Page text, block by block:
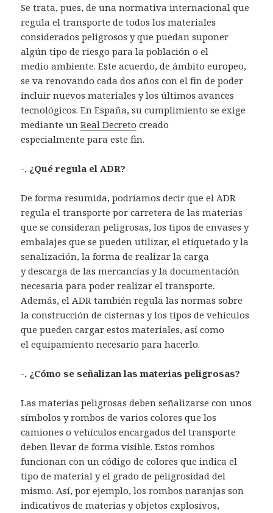
Se trata, pues, de una normativa internacional que
regula el transporte de todos los materiales
considerados peligrosos y que puedan suponer
algún tipo de riesgo para la población o el
medio ambiente. Este acuerdo, de ámbito europeo,
se va renovando cada dos años con el fin de poder
incluir nuevos materiales y los últimos avances
tecnológicos. En España, su cumplimiento se exige
mediante unReal Decreto creado
especialmente para este fin.
-. ¿Qué regula el ADR?
De forma resumida, podríamos decir que el ADR
regula el transporte por carretera de las materias
que se consideran peligrosas, los tipos de envases y
embalajes que se pueden utilizar, el etiquetado y la
señalización, la forma de realizar la carga
y descarga de las mercancías y la documentación
necesaria para poder realizar el transporte.
Además, el ADR también regula las normas sobre
la construcción de cisternas y los tipos de vehículos
que pueden cargar estos materiales, así como
el equipamiento necesario para hacerlo.
-. ¿Cómo se señalizan las materias peligrosas?
Las materias peligrosas deben señalizarse con unos
símbolos y rombos de varios colores que los
camiones o vehículos encargados del transporte
deben llevar de forma visible. Estos rombos
funcionan con un código de colores que indica el
tipo de material y el grado de peligrosidad del
mismo. Así, por ejemplo, los rombos naranjas son
indicativos de materias y objetos explosivos,